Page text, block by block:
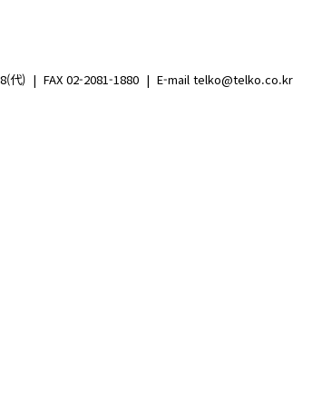
代) | FAX 02-2081-1880 | E-mail telko@telko.co.kr